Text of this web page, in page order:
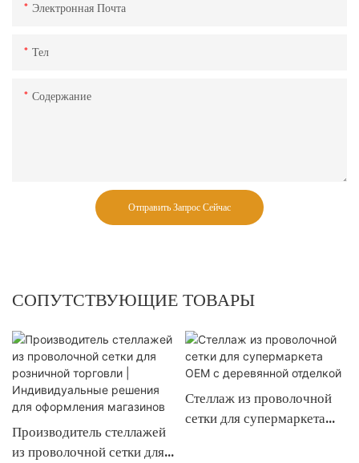
Электронная Почта
Тел
Содержание
Отправить Запрос Сейчас
СОПУТСТВУЮЩИЕ ТОВАРЫ
Производитель стеллажей
из проволочной сетки для
Стеллаж из проволочной
сетки для супермаркета